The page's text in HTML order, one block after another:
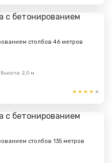
столбов 46 метров
Высота: 2,0 м
столбов 135 метров